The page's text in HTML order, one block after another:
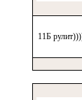
11Б